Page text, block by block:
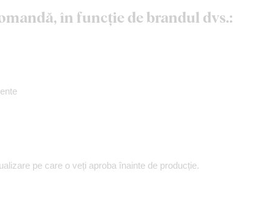
în funcție de brandul dvs.:
pe care o veți aproba înainte de producție.